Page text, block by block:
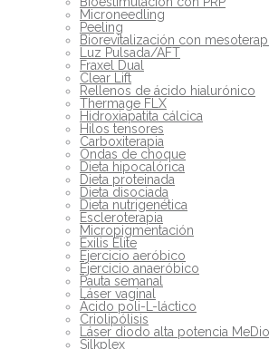
Microneedling
Peeling
Biorevitalización con
Luz Pulsada/AFT
Fraxel Dual
Clear Lift
Rellenos de ácido hialurónico
Thermage FLX
Hidroxiapatita cálcica
Hilos tensores
Carboxiterapia
Ondas de choque
Dieta hipocalórica
Dieta proteinada
Dieta disociada
Dieta nutrigenética
Escleroterapia
Micropigmentación
Exilis Elite
Ejercicio aeróbico
Ejercicio anaeróbico
Pauta semanal
Láser vaginal
Ácido poli-L-láctico
Criolipólisis
Láser diodo alta potencia
Silkplex